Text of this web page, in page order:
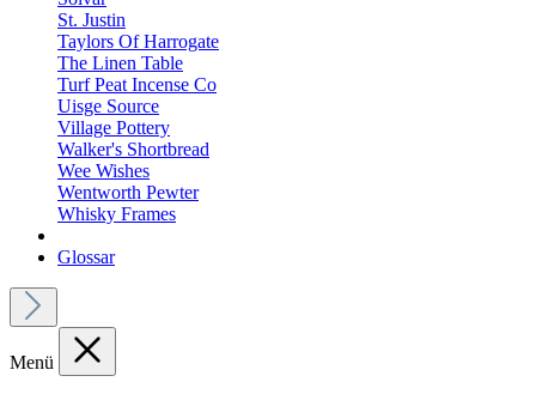
St. Justin
Taylors Of Harrogate
The Linen Table
Turf Peat Incense Co
Uisge Source
Village Pottery
Walker's Shortbread
Wee Wishes
Wentworth Pewter
Whisky Frames
Glossar
Menü